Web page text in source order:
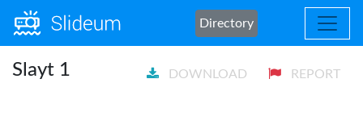
Directory
Slayt 1 DOWNLOAD REPORT